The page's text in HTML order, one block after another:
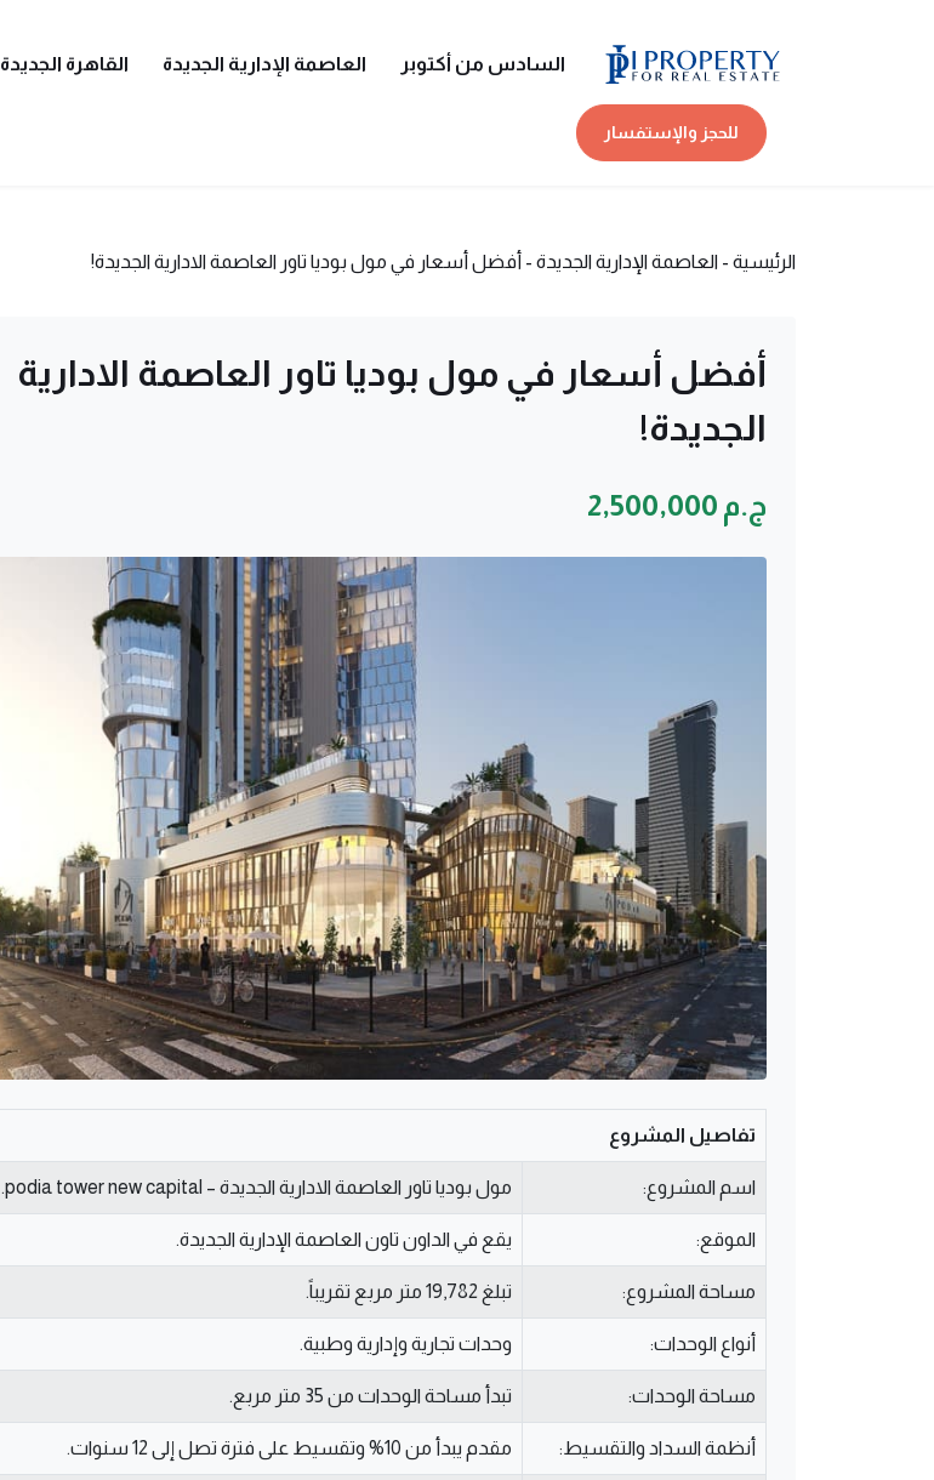
السادس من أكتوبر العاصمة الإدارية الجديدة القاهرة الجديدة
للحجز والإستفسار
الرئيسية - العاصمة الإدارية الجديدة - أفضل أسعار في مول بوديا تاور العاصمة الادارية الجديدة!
أفضل أسعار في مول بوديا تاور العاصمة الادارية
الجديدة!
ج.م 2,500,000
تفاصيل المشروع
اسم المشروع: مول بوديا تاور العاصمة الادارية الجديدة – podia tower new capital.
الموقع: يقع في الداون تاون العاصمة الإدارية الجديدة.
مساحة المشروع: تبلغ 19,782 متر مربع تقريباً.
أنواع الوحدات: وحدات تجارية وإدارية وطبية.
مساحة الوحدات: تبدأ مساحة الوحدات من 35 متر مربع.
أنظمة السداد والتقسيط: مقدم يبدأ من 10% وتقسيط على فترة تصل إلى 12 سنوات.